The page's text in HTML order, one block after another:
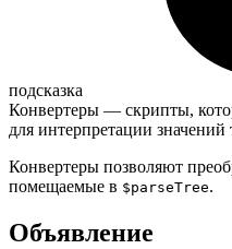
подсказка
Конвертеры — скрипты,
для интерпретации значений
Конвертеры позволяют
помещаемые в $parseTree.
Объявление